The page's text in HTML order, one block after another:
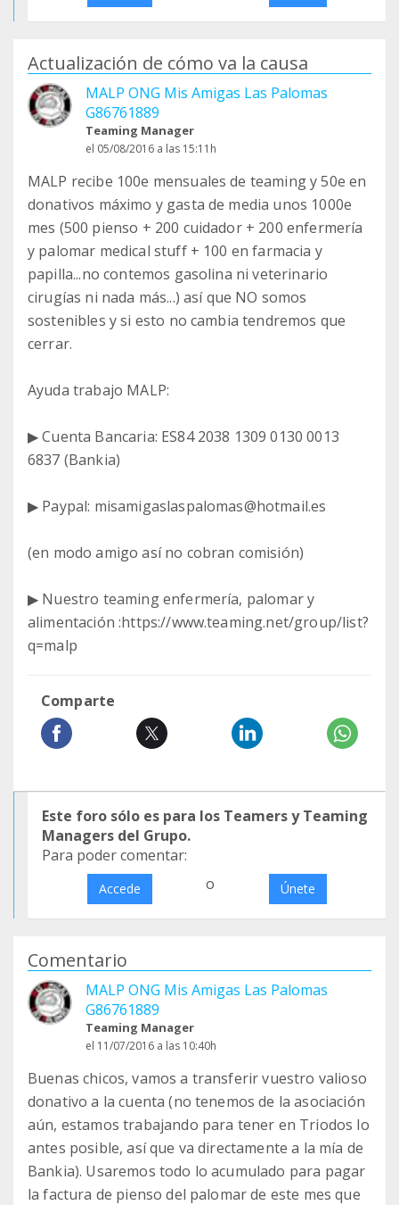
Actualización de cómo va la causa
MALP ONG Mis Amigas Las Palomas
G86761889
Teaming Manager
el 05/08/2016 a las 15:11h
MALP recibe 100e mensuales de teaming y 50e en
donativos máximo y gasta de media unos 1000e
mes (500 pienso + 200 cuidador + 200 enfermería
y palomar medical stuff + 100 en farmacia y
papilla...no contemos gasolina ni veterinario
cirugías ni nada más...) así que NO somos
sostenibles y si esto no cambia tendremos que
cerrar.
Ayuda trabajo MALP:
▶ Cuenta Bancaria: ES84 2038 1309 0130 0013
6837 (Bankia)
▶ Paypal: misamigaslaspalomas@hotmail.es
(en modo amigo así no cobran comisión)
▶ Nuestro teaming enfermería, palomar y
alimentación :https://www.teaming.net/group/list?
q=malp
Comparte
Este foro sólo es para los Teamers y Teaming
Managers del Grupo.
Para poder comentar:
Accede o Únete
Comentario
MALP ONG Mis Amigas Las Palomas
G86761889
Teaming Manager
el 11/07/2016 a las 10:40h
Buenas chicos, vamos a transferir vuestro valioso
donativo a la cuenta (no tenemos de la asociación
aún, estamos trabajando para tener en Triodos lo
antes posible, así que va directamente a la mía de
Bankia). Usaremos todo lo acumulado para pagar
la factura de pienso del palomar de este mes que